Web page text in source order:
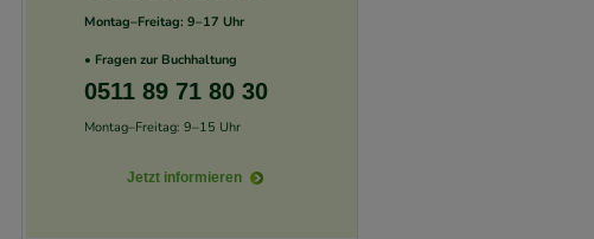
Montag–Freitag: 9–17 Uhr
• Fragen zur Buchhaltung
0511 89 71 80 30
Montag–Freitag: 9–15 Uhr
Jetzt informieren